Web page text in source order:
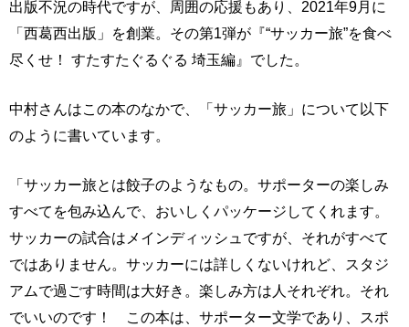
出版不況の時代ですが、周囲の応援もあり、2021年9月に
「西葛西出版」を創業。その第1弾が『“サッカー旅”を食べ
尽くせ！ すたすたぐるぐる 埼玉編』でした。
中村さんはこの本のなかで、「サッカー旅」について以下
のように書いています。
「サッカー旅とは餃子のようなもの。サポーターの楽しみ
すべてを包み込んで、おいしくパッケージしてくれます。
サッカーの試合はメインディッシュですが、それがすべて
ではありません。サッカーには詳しくないけれど、スタジ
アムで過ごす時間は大好き。楽しみ方は人それぞれ。それ
でいいのです！ この本は、サポーター文学であり、スポ